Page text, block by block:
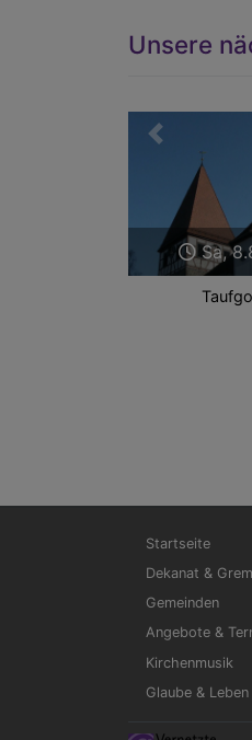
Unsere
Sa,
Zurück
Startseite
Dekanat &
Gemeinden
Angebote &
Kirchenmusik
Glaube & Leben